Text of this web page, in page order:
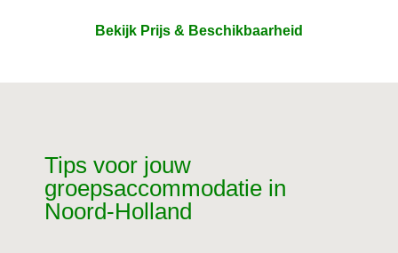
Bekijk Prijs & Beschikbaarheid
Tips voor jouw
groepsaccommodatie in
Noord-Holland